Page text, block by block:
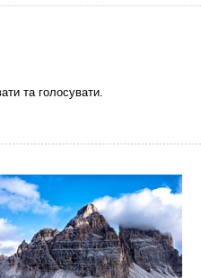
та голосувати.